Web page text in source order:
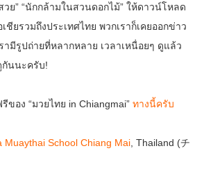
ย” “นักกล้ามในสวนดอกไม้” ให้ดาวน์โหลด
ชียรวมถึงประเทศไทย พวกเราก็เคยออกข่าว
ามีรูปถ่ายที่หลากหลาย เวลาเหนื่อยๆ ดูแล้ว
กันนะครับ!
อง “มวยไทย in Chiangmai” ทางนี้ครับ
Muaythai School Chiang Mai , Thailand (チ